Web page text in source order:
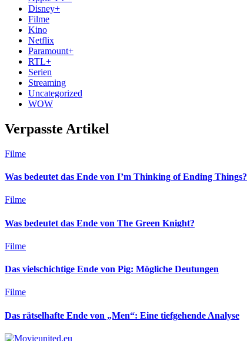
Disney+
Filme
Kino
Netflix
Paramount+
RTL+
Serien
Streaming
Uncategorized
WOW
Verpasste Artikel
Filme
Was bedeutet das Ende von I’m Thinking of Ending Things?
Filme
Was bedeutet das Ende von The Green Knight?
Filme
Das vielschichtige Ende von Pig: Mögliche Deutungen
Filme
Das rätselhafte Ende von „Men“: Eine tiefgehende Analyse